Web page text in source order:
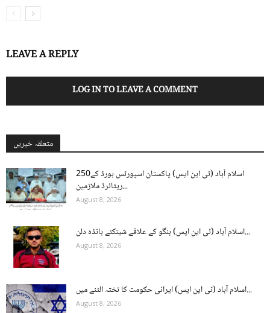
LEAVE A REPLY
LOG IN TO LEAVE A COMMENT
متعلقہ خبریں
اسلام آباد (ٹی این ایس) پاکستان اسپورٹس بورڈ کے250
ریٹائرڈ ملازمین...
August 8, 2026
اسلام آباد (ٹی این ایس) ہنگو کے علاقے شینکئے بانڈہ دلن...
August 8, 2026
اسلام آباد (ٹی این ایس) ایرانی حکومت کا تختہ الٹنے میں...
August 8, 2026